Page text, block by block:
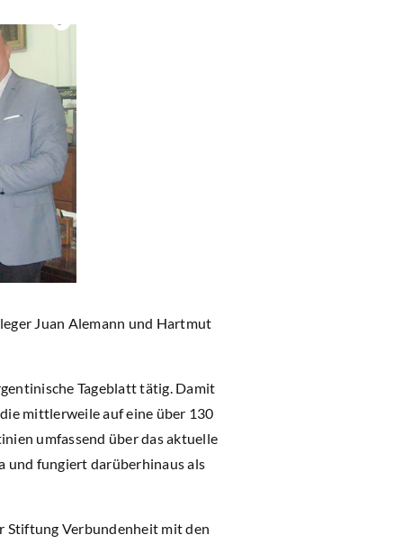
Juan Alemann und Hartmut
Tageblatt tätig. Damit
mittlerweile auf eine über 130
umfassend über das aktuelle
und fungiert darüberhinaus als
Stiftung Verbundenheit mit den